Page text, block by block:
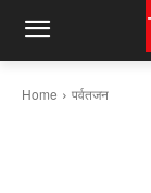
Home पर्वतजन